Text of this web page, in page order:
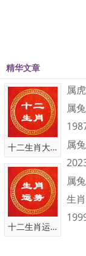
精华文章
十二生肖大全
十二生肖运势